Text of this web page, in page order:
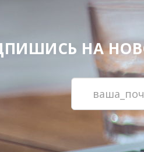
НА